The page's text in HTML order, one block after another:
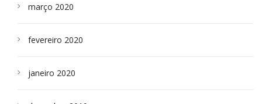
março 2020
fevereiro 2020
janeiro 2020